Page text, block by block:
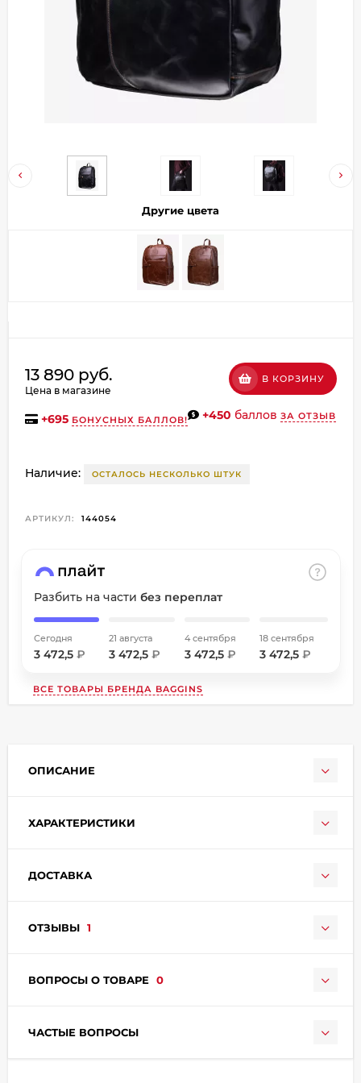
Другие цвета
13 890 руб.
Цена в магазине
В КОРЗИНУ
+695 БОНУСНЫХ БАЛЛОВ! +450 баллов ЗА ОТЗЫВ
Наличие: ОСТАЛОСЬ НЕСКОЛЬКО ШТУК
АРТИКУЛ: 144054
Разбить на части без переплат
Сегодня
3 472,5 ₽
21 августа
3 472,5₽
4 сентября
3 472,5 ₽
18 сентября
3 472,5 ₽
ВСЕ ТОВАРЫ БРЕНДА BAGGINS
ОПИСАНИЕ
ХАРАКТЕРИСТИКИ
ДОСТАВКА
ОТЗЫВЫ 1
ВОПРОСЫ О ТОВАРЕ 0
ЧАСТЫЕ ВОПРОСЫ
Добавляйте товары
в корзину
Оплачивайте сегодня только
Получайте товар
выбранный способом
75% будут
списыватьсяс вашей карты
каждые 2 недели
об оплате Плайтом
2 недели
8 800 302-02-51